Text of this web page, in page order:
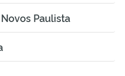
Paulista